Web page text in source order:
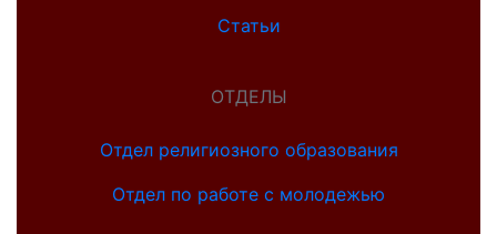
Статьи
ОТДЕЛЫ
Отдел религиозного образования
Отдел по работе с молодежью